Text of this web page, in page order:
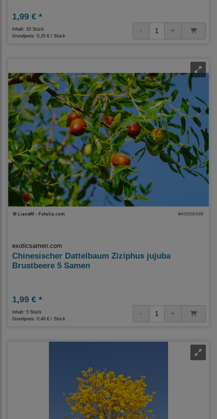
1,99 € *
Inhalt: 10 Stück
Grundpreis: 0,20 € / Stück
exoticsamen.com
Chinesischer Dattelbaum Ziziphus jujuba
Brustbeere 5 Samen
1,99 € *
Inhalt: 5 Stück
Grundpreis: 0,40 € / Stück